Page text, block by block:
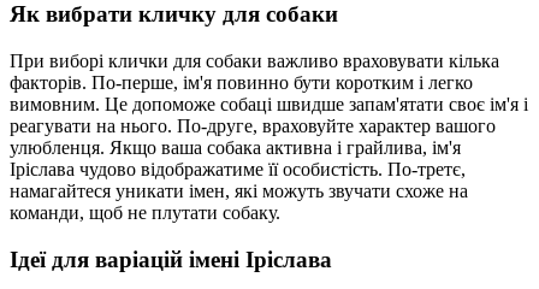
Як вибрати кличку для собаки
При виборі клички для собаки важливо враховувати кілька
факторів. По-перше, ім'я повинно бути коротким і легко
вимовним. Це допоможе собаці швидше запам'ятати своє ім'я і
реагувати на нього. По-друге, враховуйте характер вашого
улюбленця. Якщо ваша собака активна і грайлива, ім'я
Іріслава чудово відображатиме її особистість. По-третє,
намагайтеся уникати імен, які можуть звучати схоже на
команди, щоб не плутати собаку.
Ідеї для варіацій імені Іріслава